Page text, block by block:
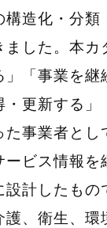
構造化・分類
した。本カ
」「事業を継
・更新する」
た事業者とし
ービス情報を
計したもの
護、衛生、環